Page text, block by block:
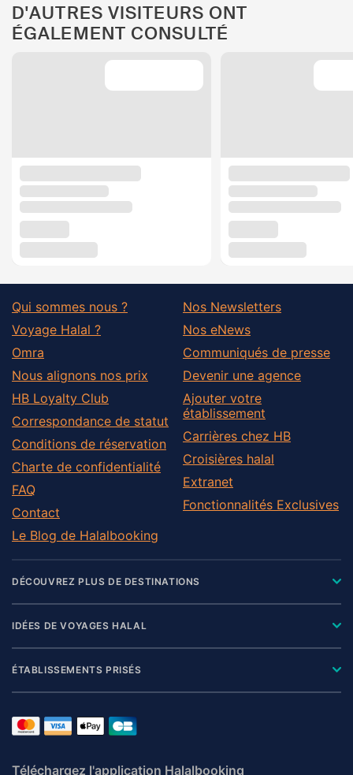
D'AUTRES VISITEURS ONT
ÉGALEMENT CONSULTÉ
Qui sommes nous ?
Voyage Halal ?
Omra
Nous alignons nos prix
HB Loyalty Club
Correspondance de statut
Conditions de réservation
Charte de confidentialité
FAQ
Contact
Le Blog de Halalbooking
Nos Newsletters
Nos eNews
Communiqués de presse
Devenir une agence
Ajouter votre
établissement
Carrières chez HB
Croisières halal
Extranet
Fonctionnalités Exclusives
DÉCOUVREZ PLUS DE DESTINATIONS
IDÉES DE VOYAGES HALAL
ÉTABLISSEMENTS PRISÉS
Téléchargez l'application Halalbooking